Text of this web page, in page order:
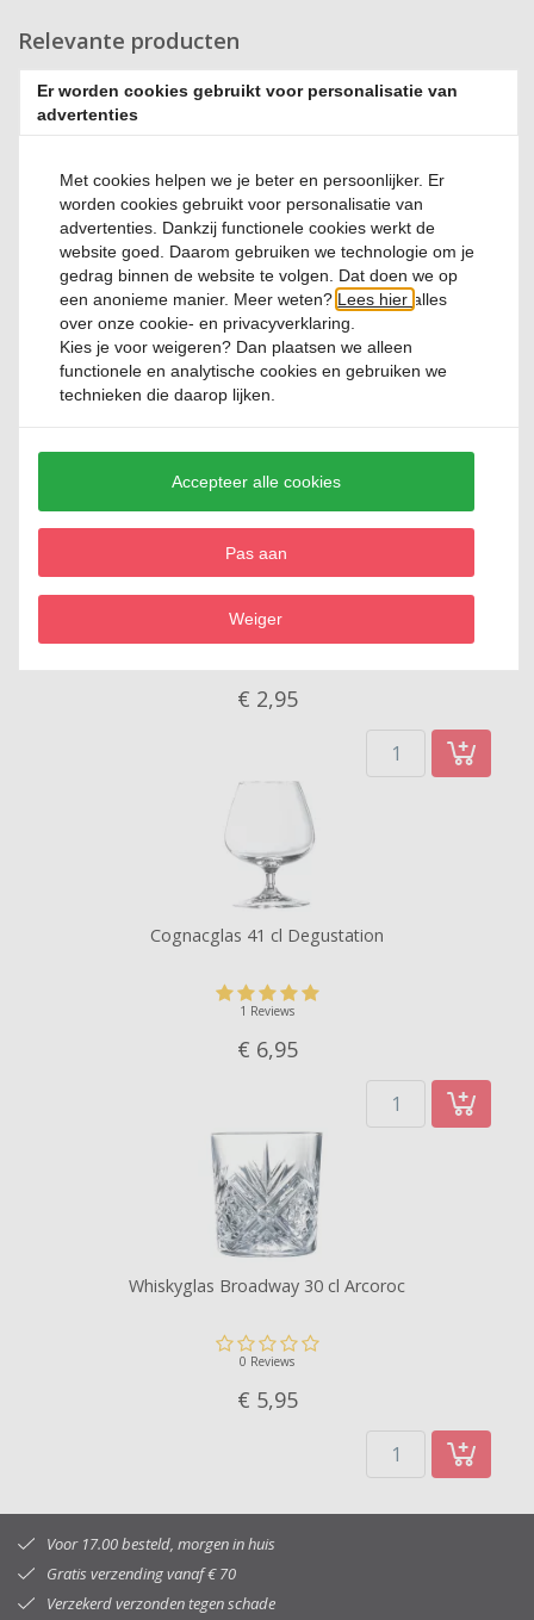
Relevante producten
Whiskeyglas 35 cl Lima Chef&Sommelier Kwarx
1 Reviews
€ 5,95
Whiskeyglas 30 cl Islande
€ 2,95
Cognacglas 41 cl Degustation
1 Reviews
€ 6,95
Whiskyglas Broadway 30 cl Arcoroc
0 Reviews
€ 5,95
Voor 17.00 besteld, morgen in huis
Gratis verzending vanaf € 70
Verzekerd verzonden tegen schade
Er worden cookies gebruikt voor personalisatie van
advertenties
Met cookies helpen we je beter en persoonlijker. Er
worden cookies gebruikt voor personalisatie van
advertenties. Dankzij functionele cookies werkt de
website goed. Daarom gebruiken we technologie om je
gedrag binnen de website te volgen. Dat doen we op
een anonieme manier. Meer weten? Lees hier alles
over onze cookie- en privacyverklaring.
Kies je voorweigeren? Dan plaatsen we alleen
functionele en analytische cookies en gebruiken we
technieken die daarop lijken.
Accepteer alle cookies
Pas aan
Weiger